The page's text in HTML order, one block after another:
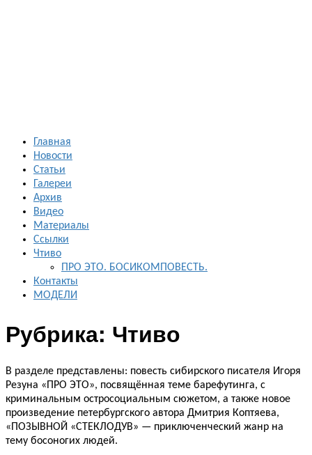
Главная
Новости
Статьи
Галереи
Архив
Видео
Материалы
Ссылки
Чтиво
ПРО ЭТО. БОСИКОМПОВЕСТЬ.
Контакты
МОДЕЛИ
Рубрика: Чтиво
В разделе представлены: повесть сибирского писателя Игоря
Резуна «ПРО ЭТО», посвящённая теме барефутинга, с
криминальным остросоциальным сюжетом, а также новое
произведение петербургского автора Дмитрия Коптяева,
«ПОЗЫВНОЙ «СТЕКЛОДУВ» — приключенческий жанр на
тему босоногих людей.